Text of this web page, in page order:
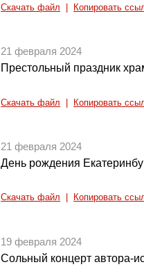
Скачать файл Копировать
21 февраля 2024
Престольный праздник
Скачать файл Копировать
21 февраля 2024
День рождения
Скачать файл Копировать
19 февраля 2024
Сольный концерт автора-